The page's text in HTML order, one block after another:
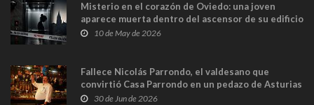
Misterio en el corazón de Oviedo: una joven
aparece muerta dentro del ascensor de su edificio
y las cámaras captan sus últimos minutos
10 de May de 2026
Fallece Nicolás Parrondo, el valdesano que
convirtió Casa Parrondo en un pedazo de Asturias
en Madrid
30 de Jun de 2026